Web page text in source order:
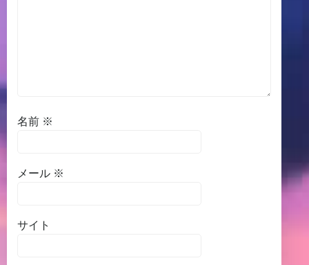
名前 ※
メール ※
サイト